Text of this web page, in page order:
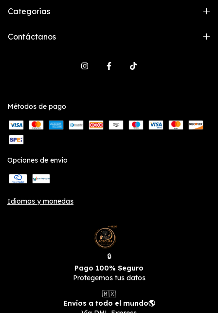
Categorías
Contáctanos
Métodos de pago
Opciones de envío
Idiomas y monedas
🔒
Pago 100% Seguro
Protegemos tus datos
🇲🇽
Envíos a todo el mundo🌎